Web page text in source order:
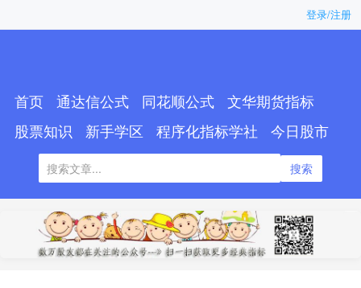
登录/注册
首页 通达信公式 同花顺公式
文华期货指标
股票知识
新手学区 程序化指标学社 今日股市
搜索